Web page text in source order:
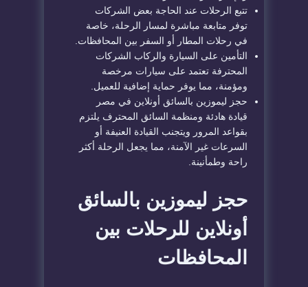
تتبع الرحلات عند الحاجة بعض الشركات
توفر متابعة مباشرة لمسار الرحلة، خاصة
في رحلات المطار أو السفر بين المحافظات.
التأمين على السيارة والركاب الشركات
المحترفة تعتمد على سيارات مرخصة
ومؤمنة، مما يوفر حماية إضافية للعميل.
حجز ليموزين بالسائق أونلاين في مصر
قيادة هادئة ومنظمة السائق المحترف يلتزم
بقواعد المرور ويتجنب القيادة العنيفة أو
السرعات غير الآمنة، مما يجعل الرحلة أكثر
راحة وطمأنينة.
حجز ليموزين بالسائق
أونلاين للرحلات بين
المحافظات